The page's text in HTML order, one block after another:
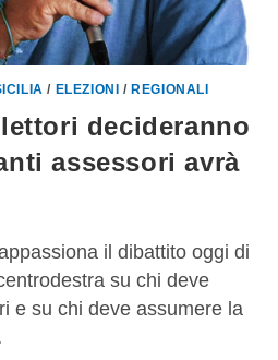
/ ELEZIONI / REGIONALI
decideranno
assessori avrà
il dibattito oggi di
su chi deve
e su chi deve assumere la